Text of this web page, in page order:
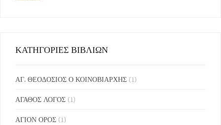
ΚΑΤΗΓΟΡΙΕΣ ΒΙΒΛΙΩΝ
ΑΓ. ΘΕΟΔΟΣΙΟΣ Ο ΚΟΙΝΟΒΙΑΡΧΗΣ (1)
ΑΓΑΘΟΣ ΛΟΓΟΣ (1)
ΑΓΙΟΝ ΟΡΟΣ (1)